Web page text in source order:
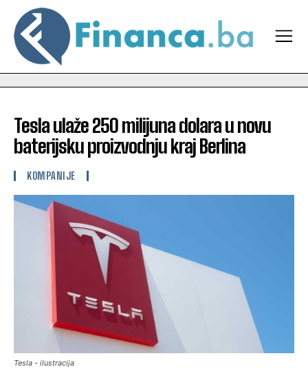
Tesla ulaže 250 milijuna dolara u novu
baterijsku proizvodnju kraj Berlina
KOMPANIJE
Tesla - ilustracija